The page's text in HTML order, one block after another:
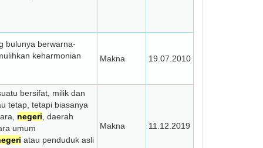
bulunya berwarna-
keharmonian
Makna 19.07.2010
bersifat, milik dan
tetap, tetapi biasanya
negeri , daerah
umum
atau penduduk asli
Makna 11.12.2019